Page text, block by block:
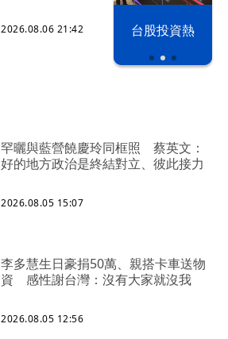
以色列 穹頂
台股投資熱
2026.08.06 21:42
罕曬與藍營饒慶玲同框照 蔡英文：
好的地方政治是終結對立、彼此接力
2026.08.05 15:07
李多慧生日豪捐50萬、親搭卡車送物
資 感性謝台灣：沒有大家就沒我
2026.08.05 12:56